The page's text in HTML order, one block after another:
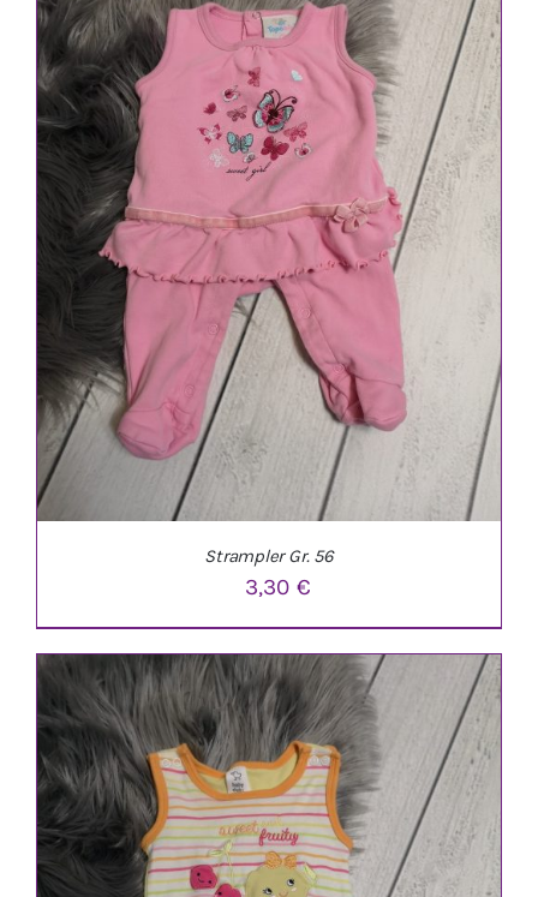
IN DEN WARENKORB / DETAILS
IN DEN WARENKORB / DETAILS
Strampler Gr. 56
3,30€